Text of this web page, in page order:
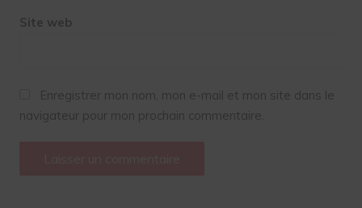
Site web
Enregistrer mon nom, mon e-mail et mon site dans le
navigateur pour mon prochain commentaire.